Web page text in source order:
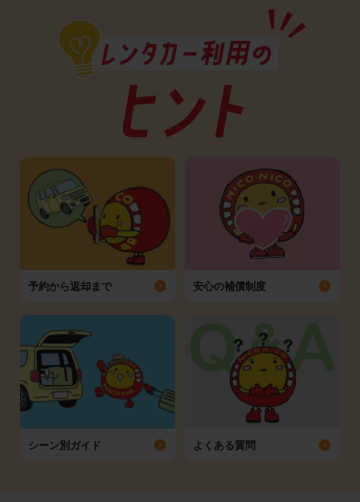
予約から返却まで 安心の補償制度
シーン別ガイド よくある質問